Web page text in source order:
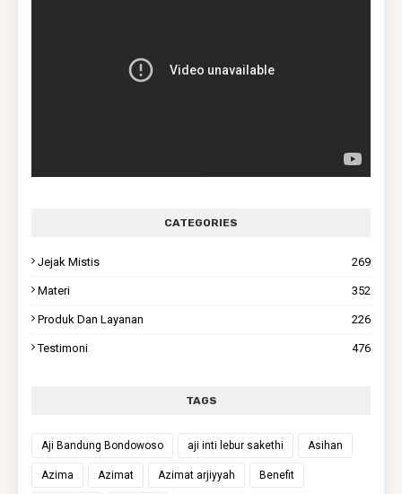
CATEGORIES
Jejak Mistis 269
Materi 352
Produk Dan Layanan 226
Testimoni 476
TAGS
Aji Bandung Bondowoso aji inti lebur sakethi Asihan
Azima Azimat Azimat arjiyyah Benefit